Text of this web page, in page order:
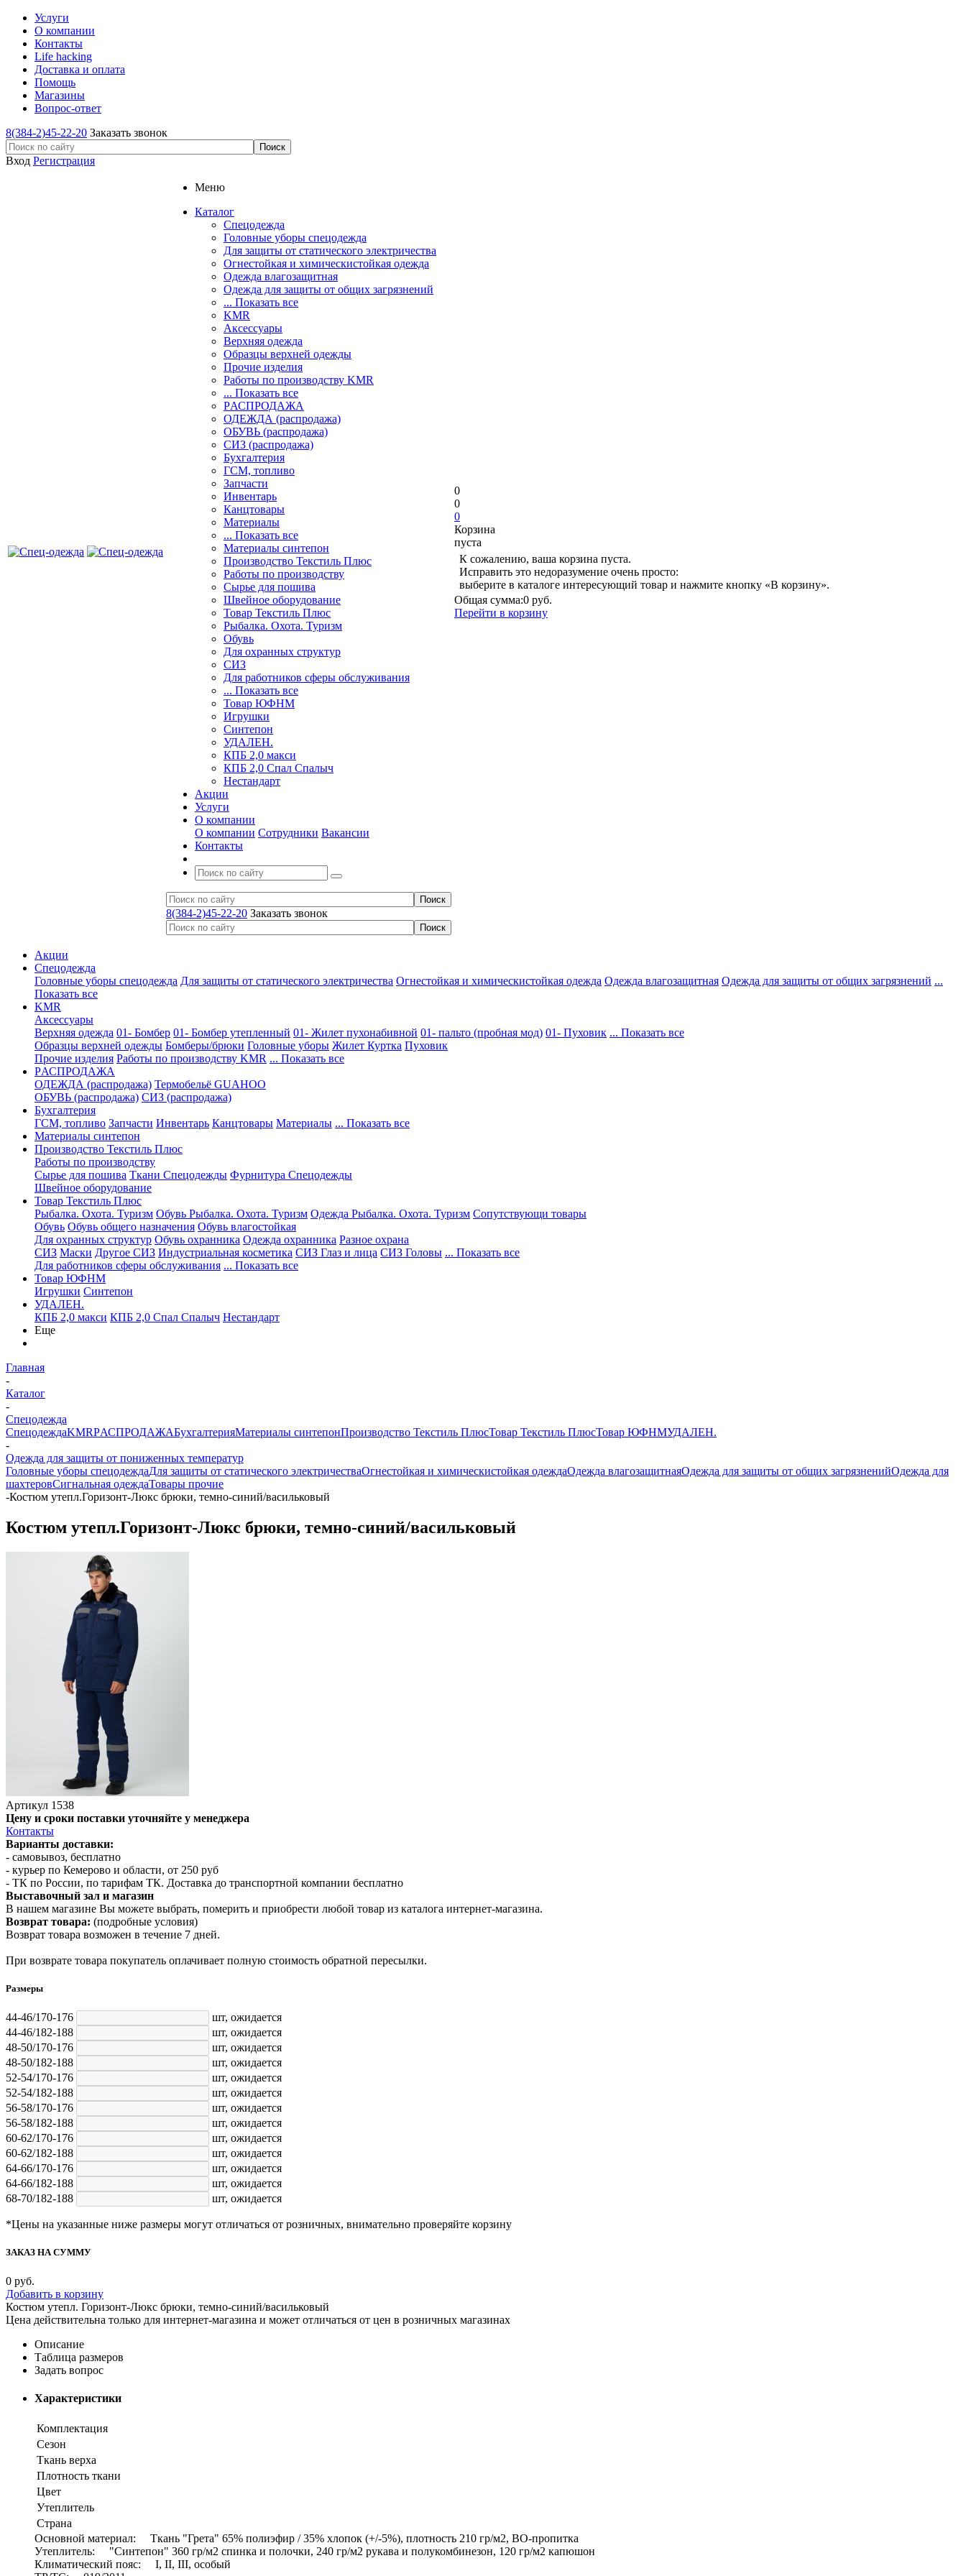
Услуги
О компании
Контакты
Life hacking
Доставка и оплата
Помощь
Магазины
Вопрос-ответ
8(384-2)45-22-20 Заказать звонок
Вход Регистрация
Меню
Каталог
Спецодежда
Головные уборы спецодежда
Для защиты от статического электричества
Огнестойкая и химическистойкая одежда
Одежда влагозащитная
Одежда для защиты от общих загрязнений
... Показать все
KMR
Аксессуары
Верхняя одежда
Образцы верхней одежды
Прочие изделия
Работы по производству KMR
... Показать все
PАСПРОДАЖА
ОДЕЖДА (распродажа)
ОБУВЬ (распродажа)
СИЗ (распродажа)
Бухгалтерия
ГСМ, топливо
Запчасти
Инвентарь
Канцтовары
Материалы
... Показать все
Материалы синтепон
Производство Текстиль Плюс
Работы по производству
Сырье для пошива
Швейное оборудование
Товар Текстиль Плюс
Рыбалка. Охота. Туризм
Обувь
Для охранных структур
СИЗ
Для работников сферы обслуживания
... Показать все
Товар ЮФНМ
Игрушки
Синтепон
УДАЛЕН.
КПБ 2,0 макси
КПБ 2,0 Спал Спалыч
Нестандарт
Акции
Услуги
О компании
О компании Сотрудники Вакансии
Контакты
8(384-2)45-22-20 Заказать звонок
0
0
0
Корзина
пуста
К сожалению, ваша корзина пуста.
Исправить это недоразумение очень просто:
выберите в каталоге интересующий товар и нажмите кнопку «В корзину».
Общая сумма:0 руб.
Перейти в корзину
Акции
Спецодежда
Головные уборы спецодежда Для защиты от статического электричества Огнестойкая и химическистойкая одежда Одежда влагозащитная Одежда для защиты от общих загрязнений ...
Показать все
KMR
Аксессуары
Верхняя одежда 01- Бомбер 01- Бомбер утепленный 01- Жилет пухонабивной 01- пальто (пробная мод) 01- Пуховик ... Показать все
Образцы верхней одежды Бомберы/брюки Головные уборы Жилет Куртка Пуховик
Прочие изделия Работы по производству KMR ... Показать все
PАСПРОДАЖА
ОДЕЖДА (распродажа) Термобельё GUAHOO
ОБУВЬ (распродажа) СИЗ (распродажа)
Бухгалтерия
ГСМ, топливо Запчасти Инвентарь Канцтовары Материалы ... Показать все
Материалы синтепон
Производство Текстиль Плюс
Работы по производству
Сырье для пошива Ткани Спецодежды Фурнитура Спецодежды
Швейное оборудование
Товар Текстиль Плюс
Рыбалка. Охота. Туризм Обувь Рыбалка. Охота. Туризм Одежда Рыбалка. Охота. Туризм Сопутствующи товары
Обувь Обувь общего назначения Обувь влагостойкая
Для охранных структур Обувь охранника Одежда охранника Разное охрана
СИЗ Маски Другое СИЗ Индустриальная косметика СИЗ Глаз и лица СИЗ Головы ... Показать все
Для работников сферы обслуживания ... Показать все
Товар ЮФНМ
Игрушки Синтепон
УДАЛЕН.
КПБ 2,0 макси КПБ 2,0 Спал Спалыч Нестандарт
Еще
Главная
-
Каталог
-
Спецодежда
СпецодеждаKMRPАСПРОДАЖАБухгалтерияМатериалы синтепонПроизводство Текстиль ПлюсТовар Текстиль ПлюсТовар ЮФНМУДАЛЕН.
-
Одежда для защиты от пониженных температур
Головные уборы спецодеждаДля защиты от статического электричестваОгнестойкая и химическистойкая одеждаОдежда влагозащитнаяОдежда для защиты от общих загрязненийОдежда для
шахтеровСигнальная одеждаТовары прочие
-Костюм утепл.Горизонт-Люкс брюки, темно-синий/васильковый
Костюм утепл.Горизонт-Люкс брюки, темно-синий/васильковый
Артикул 1538
Цену и сроки поставки уточняйте у менеджера
Контакты
Варианты доставки:
- самовывоз, бесплатно
- курьер по Кемерово и области, от 250 руб
- ТК по России, по тарифам ТК. Доставка до транспортной компании бесплатно
Выставочный зал и магазин
В нашем магазине Вы можете выбрать, померить и приобрести любой товар из каталога интернет-магазина.
Возврат товара: (подробные условия)
Возврат товара возможен в течение 7 дней.
При возврате товара покупатель оплачивает полную стоимость обратной пересылки.
Размеры
44-46/170-176 шт, ожидается
44-46/182-188
шт, ожидается
48-50/170-176
шт, ожидается
48-50/182-188
шт, ожидается
52-54/170-176
шт, ожидается
52-54/182-188
шт, ожидается
56-58/170-176
шт, ожидается
56-58/182-188
шт, ожидается
60-62/170-176
шт, ожидается
60-62/182-188
шт, ожидается
64-66/170-176
шт, ожидается
64-66/182-188
шт, ожидается
68-70/182-188
шт, ожидается
*Цены на указанные ниже размеры могут отличаться от розничных, внимательно проверяйте корзину
ЗАКАЗ НА СУММУ
0 руб.
Добавить в корзину
Костюм утепл. Горизонт-Люкс брюки, темно-синий/васильковый
Цена действительна только для интернет-магазина и может отличаться от цен в розничных магазинах
Описание
Таблица размеров
Задать вопрос
Характеристики
Комплектация
Сезон
Ткань верха
Плотность ткани
Цвет
Утеплитель
Страна
Основной материал: Ткань "Грета" 65% полиэфир / 35% хлопок (+/-5%), плотность 210 гр/м2, ВО-пропитка
Утеплитель: "Синтепон" 360 гр/м2 спинка и полочки, 240 гр/м2 рукава и полукомбинезон, 120 гр/м2 капюшон
Климатический пояс: I, II, III, особый